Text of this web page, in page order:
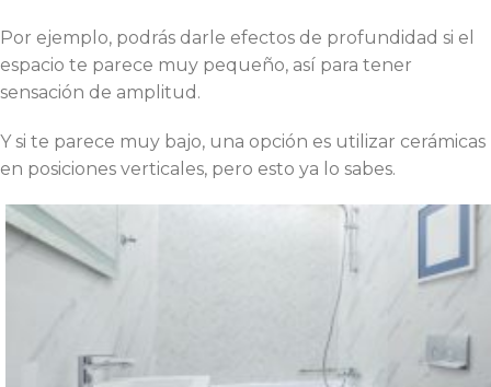
Por ejemplo, podrás darle efectos de profundidad si el
espacio te parece muy pequeño, así para tener
sensación de amplitud.
Y si te parece muy bajo, una opción es utilizar cerámicas
en posiciones verticales, pero esto ya lo sabes.